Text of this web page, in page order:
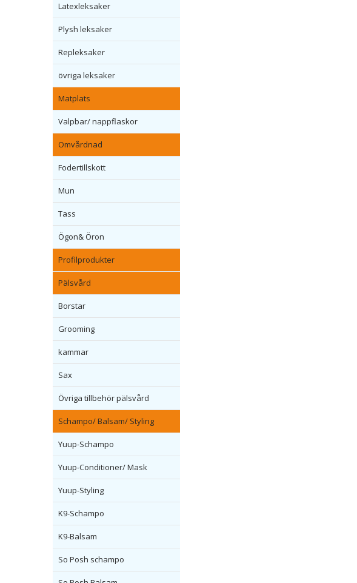
Latexleksaker
Plysh leksaker
Repleksaker
övriga leksaker
Matplats
Valpbar/ nappflaskor
Omvårdnad
Fodertillskott
Mun
Tass
Ögon& Öron
Profilprodukter
Pälsvård
Borstar
Grooming
kammar
Sax
Övriga tillbehör pälsvård
Schampo/ Balsam/ Styling
Yuup-Schampo
Yuup-Conditioner/ Mask
Yuup-Styling
K9-Schampo
K9-Balsam
So Posh schampo